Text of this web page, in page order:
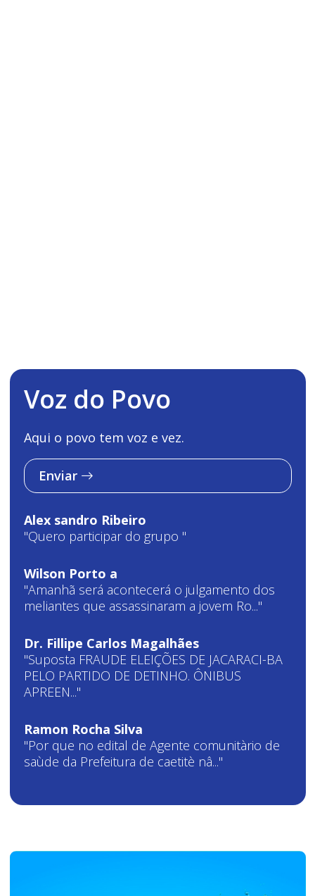
Voz do Povo
Aqui o povo tem voz e vez.
Enviar
Alex sandro Ribeiro
"Quero participar do grupo "
Wilson Porto a
"Amanhã será acontecerá o julgamento dos
meliantes que assassinaram a jovem Ro..."
Dr. Fillipe Carlos Magalhães
"Suposta FRAUDE ELEIÇÕES DE JACARACI-BA
PELO PARTIDO DE DETINHO. ÔNIBUS
APREEN..."
Ramon Rocha Silva
"Por que no edital de Agente comunitàrio de
saùde da Prefeitura de caetitè nâ..."